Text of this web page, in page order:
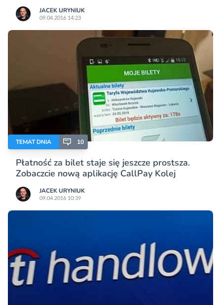
JACEK URYNIUK
09.04.2016 14:23
TEMAT DNIA 10
Płatność za bilet staje się jeszcze prostsza.
Zobaczcie nową aplikację CallPay Kolej
JACEK URYNIUK
09.04.2016 10:39